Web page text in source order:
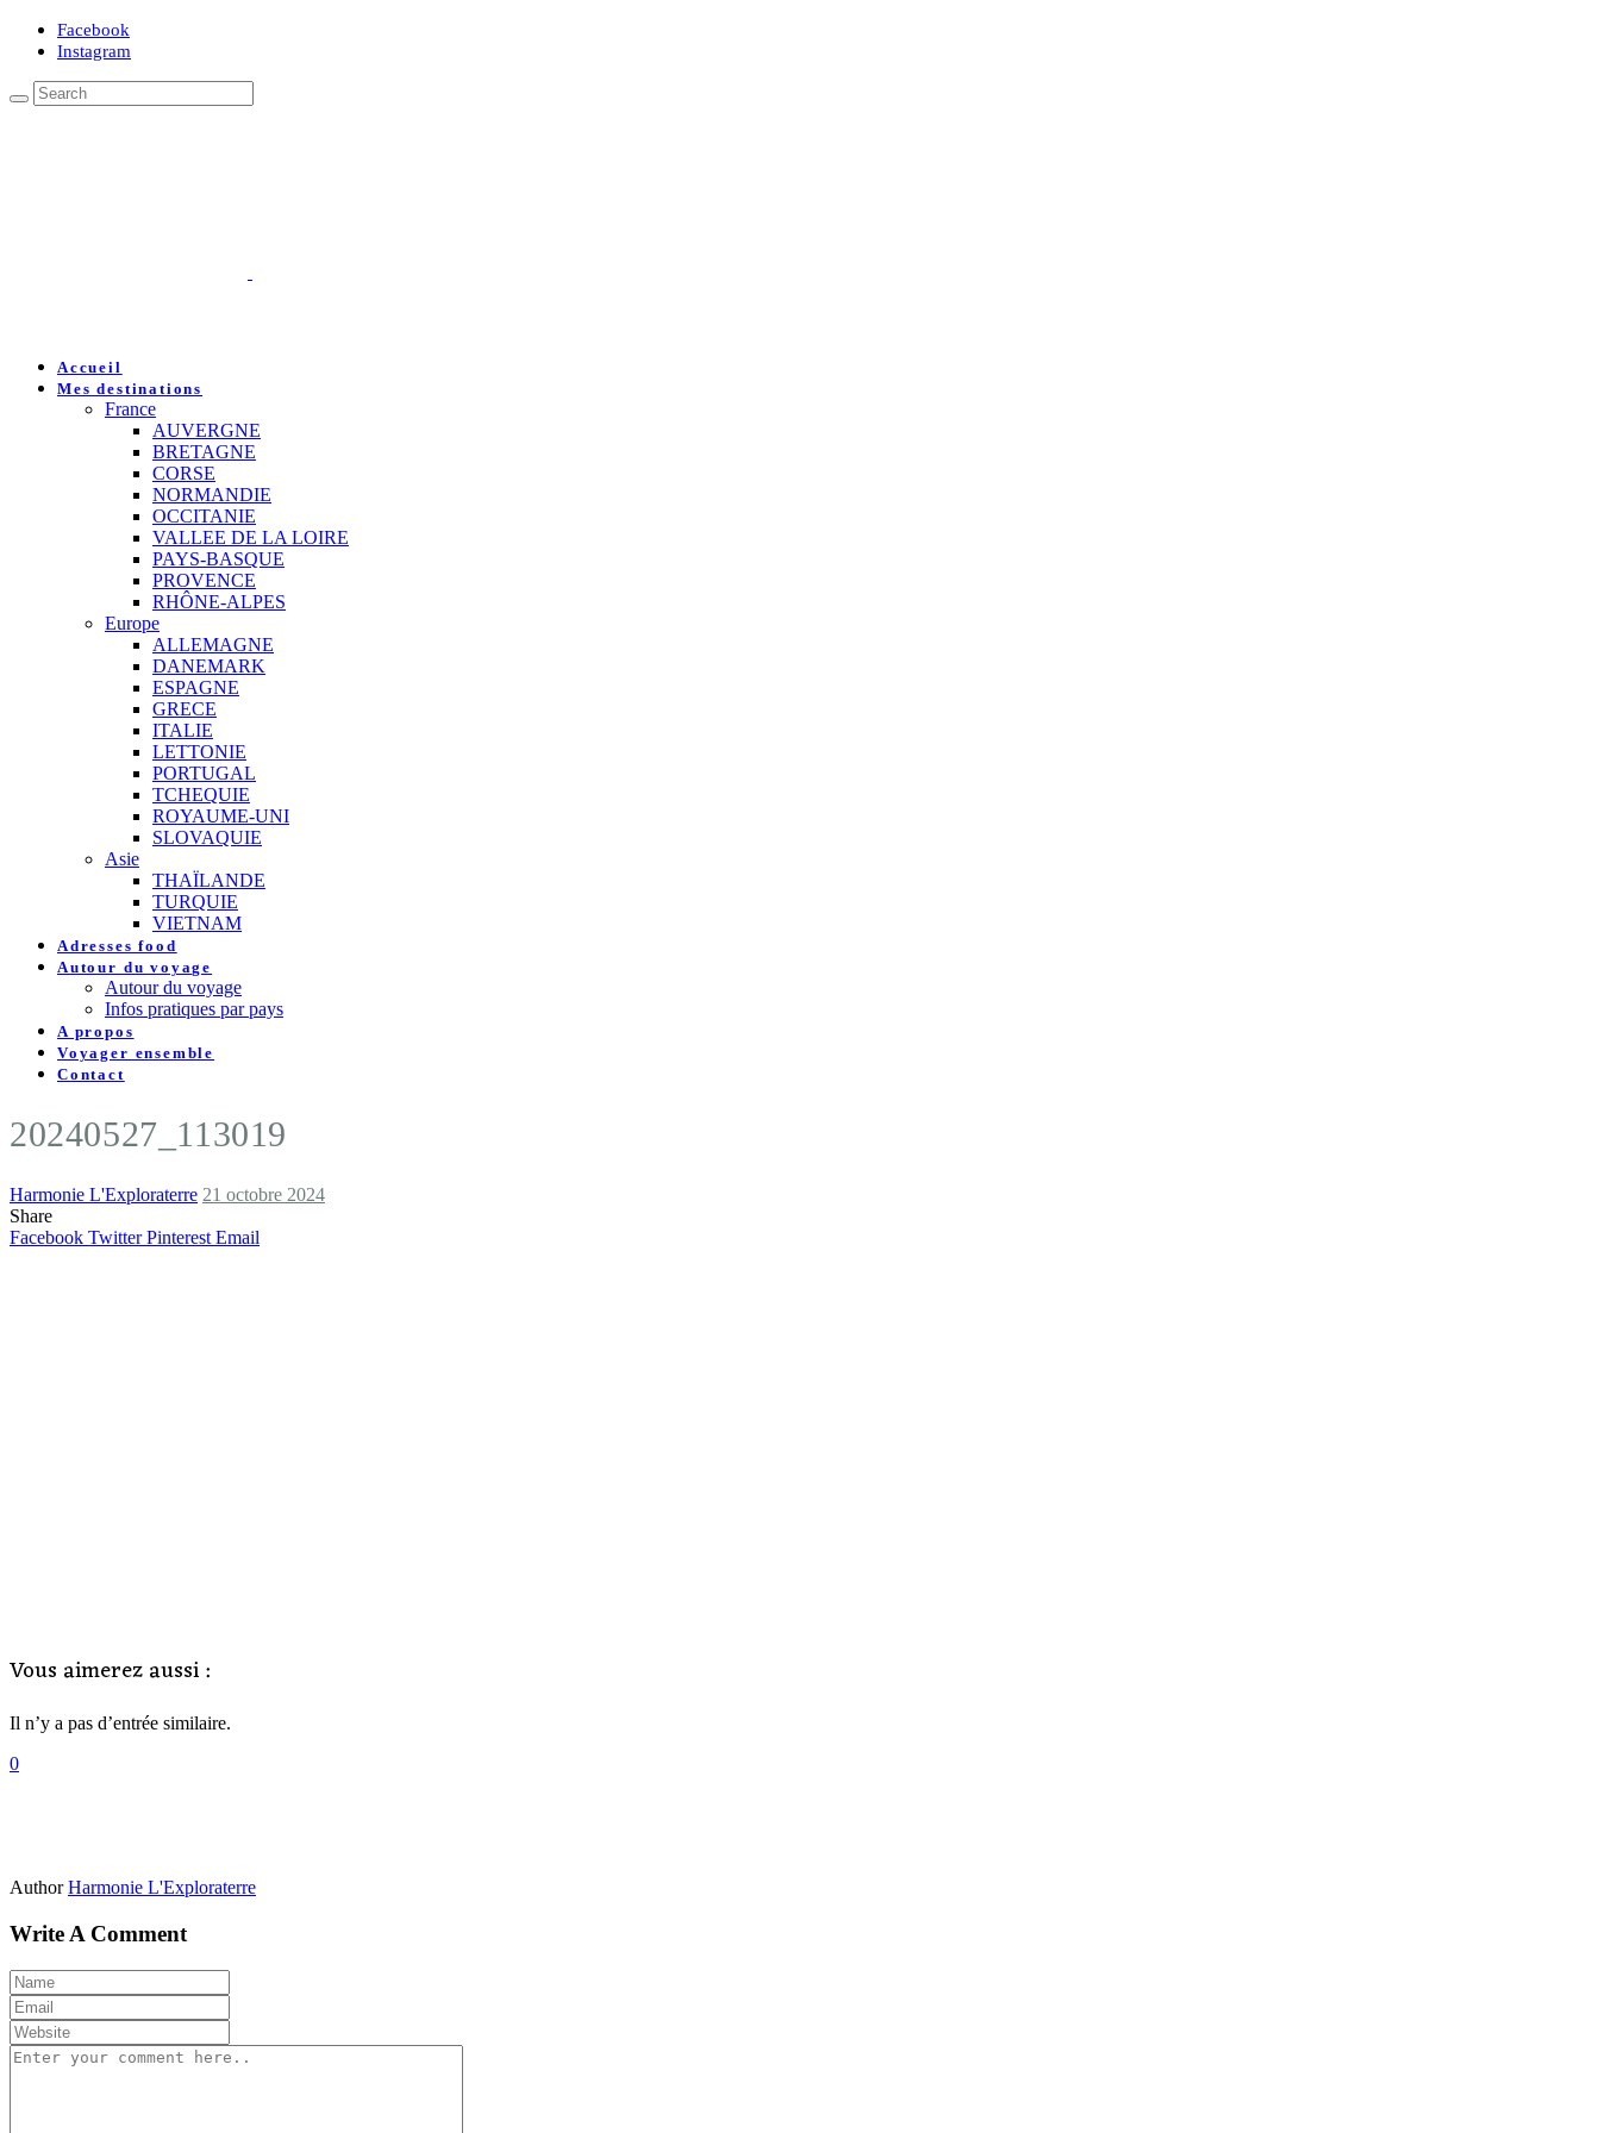
Facebook
Instagram
Accueil
Mes destinations
France
AUVERGNE
BRETAGNE
CORSE
NORMANDIE
OCCITANIE
VALLEE DE LA LOIRE
PAYS-BASQUE
PROVENCE
RHÔNE-ALPES
Europe
ALLEMAGNE
DANEMARK
ESPAGNE
GRECE
ITALIE
LETTONIE
PORTUGAL
TCHEQUIE
ROYAUME-UNI
SLOVAQUIE
Asie
THAÏLANDE
TURQUIE
VIETNAM
Adresses food
Autour du voyage
Autour du voyage
Infos pratiques par pays
A propos
Voyager ensemble
Contact
20240527_113019
Harmonie L'Exploraterre 21 octobre 2024
Share
Facebook Twitter Pinterest Email
Vous aimerez aussi :
Il n’y a pas d’entrée similaire.
0
Author Harmonie L'Exploraterre
Write A Comment